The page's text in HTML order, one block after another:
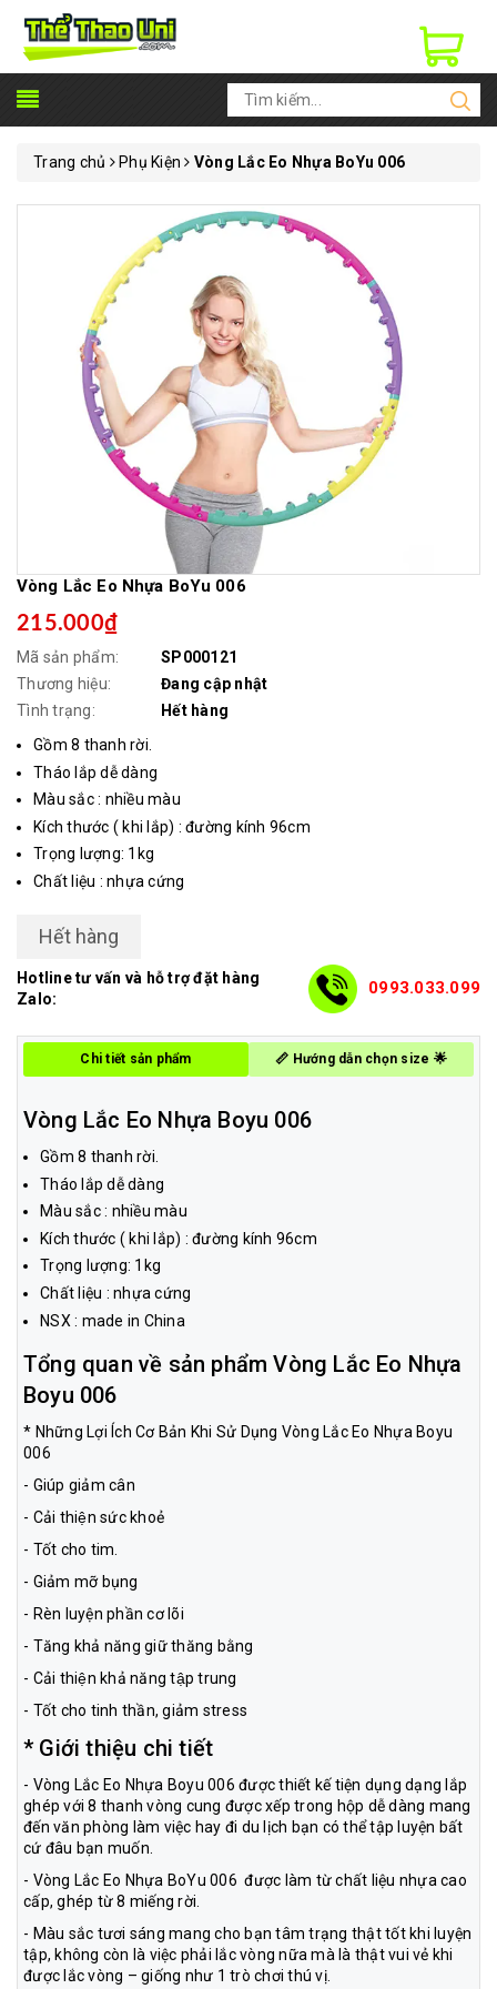
Trang chủ Phụ Kiện Vòng Lắc Eo Nhựa BoYu 006
Vòng Lắc Eo Nhựa BoYu 006
215.000₫
Mã sản phẩm:
SP000121
Thương hiệu:
Đang cập nhật
Tình trạng:
Hết hàng
Gồm 8 thanh rời.
Tháo lắp dễ dàng
Màu sắc : nhiều màu
Kích thước ( khi lắp) : đường kính 96cm
Trọng lượng: 1kg
Chất liệu : nhựa cứng
Hết hàng
Hotline tư vấn và hỗ trợ đặt hàng
Zalo:
0993.033.099
Chi tiết sản phẩm 📏 Hướng dẫn chọn size 🌟
Vòng Lắc Eo Nhựa Boyu 006
Gồm 8 thanh rời.
Tháo lắp dễ dàng
Màu sắc : nhiều màu
Kích thước ( khi lắp) : đường kính 96cm
Trọng lượng: 1kg
Chất liệu : nhựa cứng
NSX : made in China
Tổng quan về sản phẩm Vòng Lắc Eo Nhựa
Boyu 006
* Những Lợi Ích Cơ Bản Khi Sử Dụng Vòng Lắc Eo Nhựa Boyu
006
- Giúp giảm cân
- Cải thiện sức khoẻ
- Tốt cho tim.
- Giảm mỡ bụng
- Rèn luyện phần cơ lõi
- Tăng khả năng giữ thăng bằng
- Cải thiện khả năng tập trung
- Tốt cho tinh thần, giảm stress
* Giới thiệu chi tiết
- Vòng Lắc Eo Nhựa Boyu 006 được thiết kế tiện dụng dạng lắp
ghép với 8 thanh vòng cung được xếp trong hộp dễ dàng mang
đến văn phòng làm việc hay đi du lịch bạn có thể tập luyện bất
cứ đâu bạn muốn.
- Vòng Lắc Eo Nhựa BoYu 006 được làm từ chất liệu nhựa cao
cấp, ghép từ 8 miếng rời.
- Màu sắc tươi sáng mang cho bạn tâm trạng thật tốt khi luyện
tập, không còn là việc phải lắc vòng nữa mà là thật vui vẻ khi
được lắc vòng – giống như 1 trò chơi thú vị.